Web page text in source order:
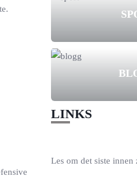
LINKS
Les om det siste innen